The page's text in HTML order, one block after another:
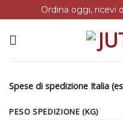
Ordina oggi, ricevi
Spese di spedizione Italia
PESO SPEDIZIONE (KG)